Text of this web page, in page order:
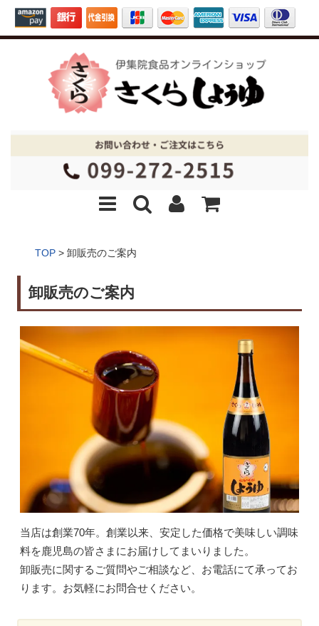
TOP > 卸販売のご案内
卸販売のご案内
当店は創業70年。創業以来、安定した価格で美味しい調味
料を鹿児島の皆さまにお届けしてまいりました。
卸販売に関するご質問やご相談など、お電話にて承ってお
ります。お気軽にお問合せください。